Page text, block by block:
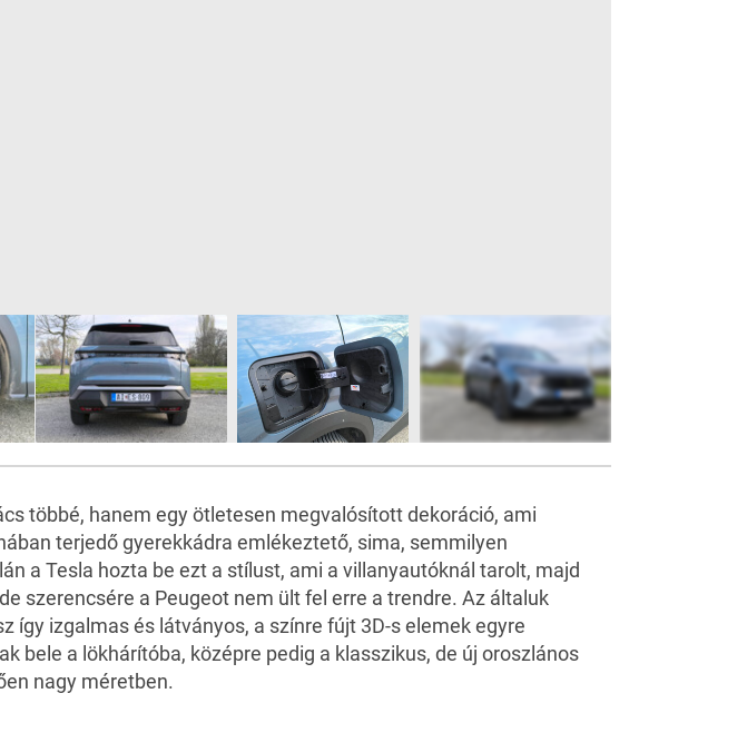
többé, hanem egy ötletesen megvalósított dekoráció, ami
terjedő gyerekkádra emlékeztető, sima, semmilyen
a Tesla hozta be ezt a stílust, ami a villanyautóknál tarolt, majd
szerencsére a Peugeot nem ült fel erre a trendre. Az általuk
így izgalmas és látványos, a színre fújt 3D-s elemek egyre
bele a lökhárítóba, középre pedig a klasszikus, de új oroszlános
nagy méretben.